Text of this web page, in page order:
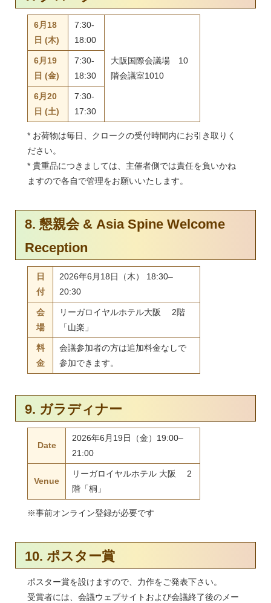
6月18
日 (木)
7:30-
18:00
大阪国際会議場 10
階会議室1010
6月19
日 (金)
7:30-
18:30
6月20
日 (土)
7:30-
17:30
* お荷物は毎日、クロークの受付時間内にお引き取りく
ださい。
* 貴重品につきましては、主催者側では責任を負いかね
ますので各自で管理をお願いいたします。
8. 懇親会 & Asia Spine Welcome
Reception
日
付
2026年6月18日（木） 18:30–
20:30
会
場
リーガロイヤルホテル大阪 2階
「山楽」
料
金
会議参加者の方は追加料金なしで
参加できます。
9. ガラディナー
Date
2026年6月19日（金）19:00–
21:00
Venue
リーガロイヤルホテル 大阪 2
階「桐」
※事前オンライン登録が必要です
10. ポスター賞
ポスター賞を設けますので、力作をご発表下さい。
受賞者には、会議ウェブサイトおよび会議終了後のメー